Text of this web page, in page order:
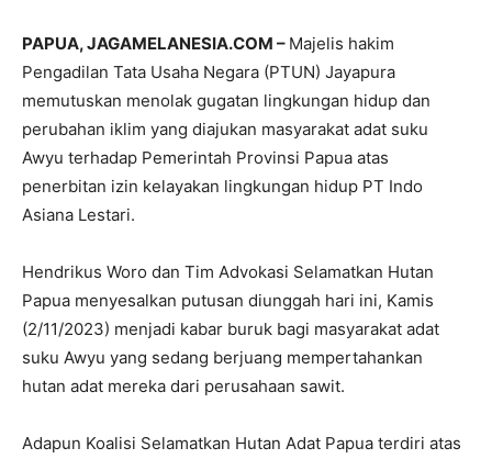
PAPUA, JAGAMELANESIA.COM – Majelis hakim
Pengadilan Tata Usaha Negara (PTUN) Jayapura
memutuskan menolak gugatan lingkungan hidup dan
perubahan iklim yang diajukan masyarakat adat suku
Awyu terhadap Pemerintah Provinsi Papua atas
penerbitan izin kelayakan lingkungan hidup PT Indo
Asiana Lestari.
Hendrikus Woro dan Tim Advokasi Selamatkan Hutan
Papua menyesalkan putusan diunggah hari ini, Kamis
(2/11/2023) menjadi kabar buruk bagi masyarakat adat
suku Awyu yang sedang berjuang mempertahankan
hutan adat mereka dari perusahaan sawit.
Adapun Koalisi Selamatkan Hutan Adat Papua terdiri atas